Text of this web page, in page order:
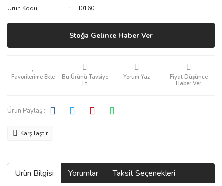
Ürün Kodu
I0160
Stoğa Gelince Haber Ver
Bu Ürünü Tavsiye
Et
Yorum Yaz
Fiyat Düşünce
Haber Ver
Ürün Paylaş :
Karşılaştır
Ürün Bilgisi Yorumlar Taksit Seçenekleri